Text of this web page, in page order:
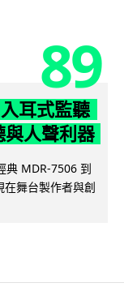
89
耳式監聽
與人聲利器
典 MDR-7506 到
舞台製作者與創